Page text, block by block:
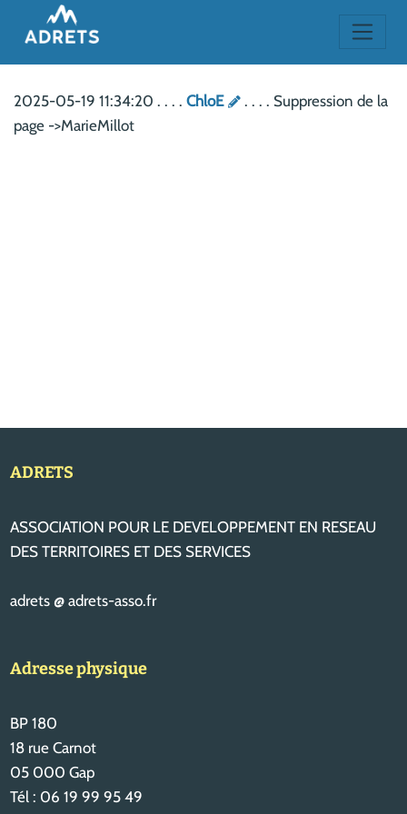
2025-05-19 11:34:20 . . . . ChloE
. . . . Suppression de la
page ->MarieMillot
ADRETS
ASSOCIATION POUR LE DEVELOPPEMENT EN RESEAU
DES TERRITOIRES ET DES SERVICES
adrets @ adrets-asso.fr
Adresse physique
BP 180
18 rue Carnot
05 000 Gap
Tél : 06 19 99 95 49